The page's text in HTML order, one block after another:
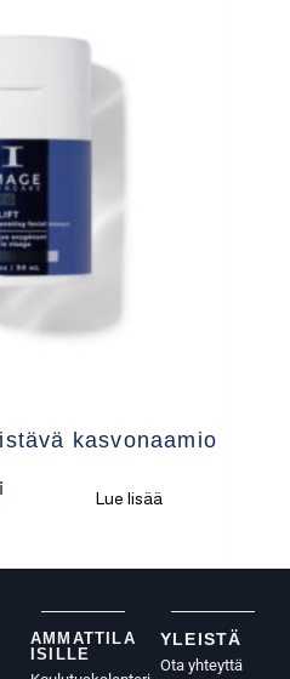
kasvonaamio
Lue lisää
AMMATTILA
ISILLE
YLEISTÄ
Ota yhteyttä